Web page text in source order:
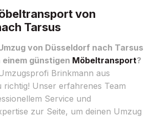
von
Tarsus
von Düsseldorf nach Tarsus
günstigen Möbeltransport?
Brinkmann aus
richtig! Unser erfahrenes Team
Service und
zur Seite, um deinen Umzug